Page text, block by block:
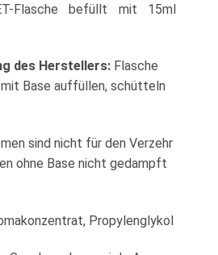
Flasche befüllt mit 15ml
des Herstellers:Flasche
Base auffüllen, schütteln
sind nicht für den Verzehr
ohne Base nicht gedampft
Propylenglykol